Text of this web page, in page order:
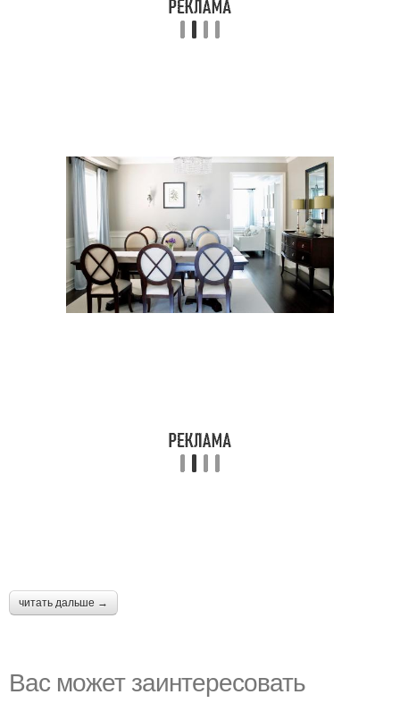
читать дальше →
Вас может заинтересовать